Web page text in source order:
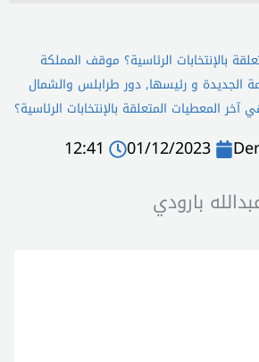
بالإنتخابات الرئاسية؟ موقف المملكة
الجديدة و رئيسها, دور طرابلس والشمال
المعطيات المتعلقة بالإنتخابات الرئاسية؟
01/12/2023
12:41
بارودي